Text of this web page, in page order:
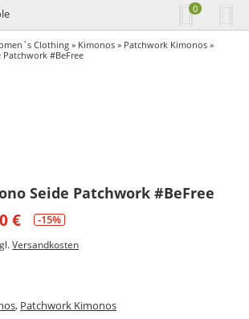
0
Clothing» Kimonos » Patchwork Kimonos »
#BeFree
Seide Patchwork #BeFree
€ -15%
Versandkosten
, Patchwork Kimonos